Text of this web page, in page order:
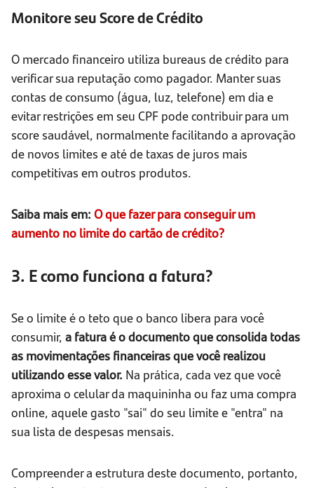
Monitore seu Score de Crédito
O mercado financeiro utiliza bureaus de crédito para
verificar sua reputação como pagador. Manter suas
contas de consumo (água, luz, telefone) em dia e
evitar restrições em seu CPF pode contribuir para um
score saudável, normalmente facilitando a aprovação
de novos limites e até de taxas de juros mais
competitivas em outros produtos.
Saiba mais em: O que fazer para conseguir um
aumento no limite do cartão de crédito?
3. E como funciona a fatura?
Se o limite é o teto que o banco libera para você
consumir, a fatura é o documento que consolida todas
as movimentações financeiras que você realizou
utilizando esse valor. Na prática, cada vez que você
aproxima o celular da maquininha ou faz uma compra
online, aquele gasto "sai" do seu limite e "entra" na
sua lista de despesas mensais.
Compreender a estrutura deste documento, portanto,